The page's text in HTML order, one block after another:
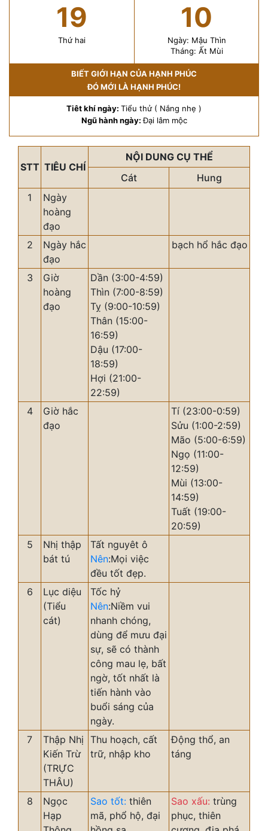
19
Thứ hai
10
Ngày: Mậu Thìn
Tháng: Ất Mùi
BIẾT GIỚI HẠN CỦA HẠNH PHÚC
ĐÓ MỚI LÀ HẠNH PHÚC!
Tiêt khí ngày: Tiểu thử ( Nắng nhẹ )
Ngũ hành ngày:Đại lâm mộc
STT TIÊU CHÍ
NỘI DUNG CỤ THỂ
Cát
Hung
1
Ngày
hoàng
đạo
2
Ngày hắc
đạo
bạch hổ hắc đạo
3
Giờ
hoàng
đạo
Dần (3:00-4:59)
Thìn (7:00-8:59)
Tỵ (9:00-10:59)
Thân (15:00-
16:59)
Dậu (17:00-
18:59)
Hợi (21:00-
22:59)
4
Giờ hắc
đạo
Tí (23:00-0:59)
Sửu (1:00-2:59)
Mão (5:00-6:59)
Ngọ (11:00-
12:59)
Mùi (13:00-
14:59)
Tuất (19:00-
20:59)
5
Nhị thập
bát tú
Tất nguyêt ô
Nên:Mọi việc
đều tốt đẹp.
6
Lục diệu
(Tiểu
cát)
Tốc hỷ
Nên:Niềm vui
nhanh chóng,
dùng để mưu đại
sự, sẽ có thành
công mau lẹ, bất
ngờ, tốt nhất là
tiến hành vào
buổi sáng của
ngày.
7
Thập Nhị
Kiến Trừ
(TRỰC
THÂU)
Thu hoạch, cất
trữ, nhập kho
Động thổ, an
táng
8
Ngọc
Hạp
Sao tốt: thiên
mã, phổ hộ, đại
Sao xấu: trùng
phục, thiên